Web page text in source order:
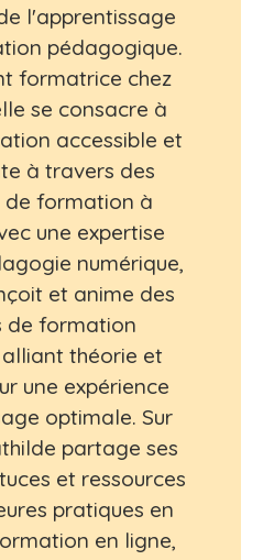
l'apprentissage
pédagogique.
formatrice chez
se consacre à
accessible et
à travers des
de formation à
une expertise
numérique,
et anime des
de formation
théorie et
une expérience
optimale. Sur
partage ses
et ressources
pratiques en
en ligne,